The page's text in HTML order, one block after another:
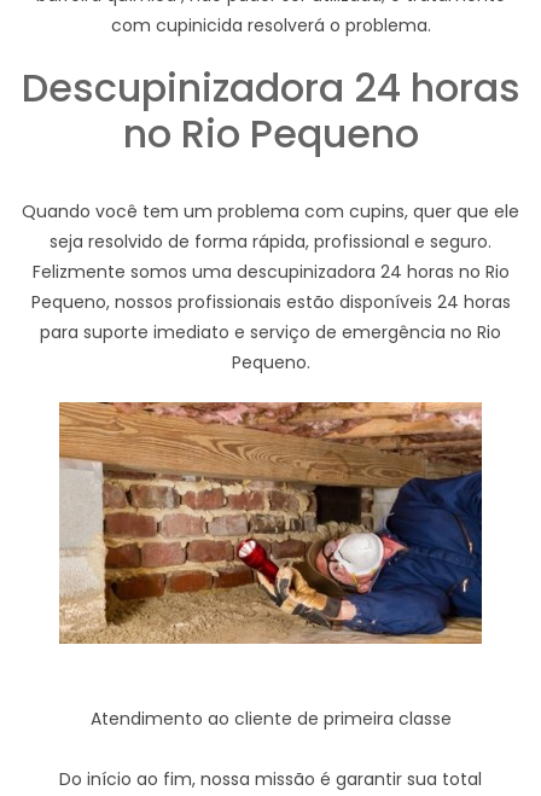
com cupinicida resolverá o problema.
Descupinizadora 24 horas
no Rio Pequeno
Quando você tem um problema com cupins, quer que ele
seja resolvido de forma rápida, profissional e seguro.
Felizmente somos uma descupinizadora 24 horas no Rio
Pequeno, nossos profissionais estão disponíveis 24 horas
para suporte imediato e serviço de emergência no Rio
Pequeno.
Atendimento ao cliente de primeira classe
Do início ao fim, nossa missão é garantir sua total